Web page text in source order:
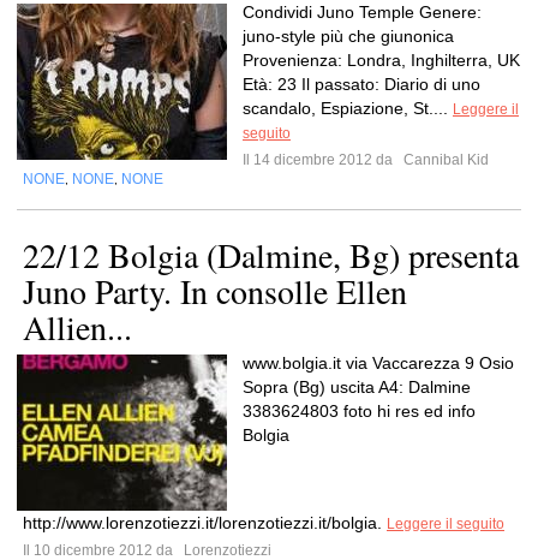
Condividi Juno Temple Genere:
juno-style più che giunonica
Provenienza: Londra, Inghilterra, UK
Età: 23 Il passato: Diario di uno
scandalo, Espiazione, St....
Leggere il
seguito
Il 14 dicembre 2012 da
Cannibal Kid
NONE NONE NONE
22/12 Bolgia (Dalmine, Bg) presenta
Juno Party. In consolle Ellen
Allien...
www.bolgia.it via Vaccarezza 9 Osio
Sopra (Bg) uscita A4: Dalmine
3383624803 foto hi res ed info
Bolgia
http://www.lorenzotiezzi.it/lorenzotiezzi.it/bolgia.
Leggere il seguito
Il 10 dicembre 2012 da
Lorenzotiezzi